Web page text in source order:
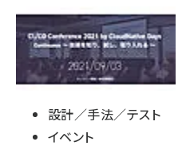
設計／手法／テスト
イベント